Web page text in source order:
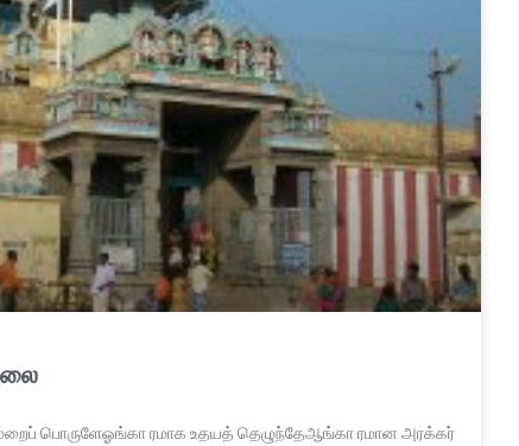
பொருளேஓங்கா ரமாக உதயத் தெழுந்தேஆங்கா ரமான அரக்கர்